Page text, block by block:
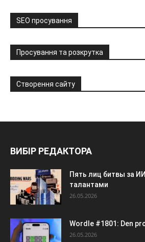
SEO просування
Просування та розкрутка
Створення сайту
ВИБІР РЕДАКТОРА
Пять лиц битвы за
талантами
26.05.2026
Wordle #1801: Den
26.05.2026